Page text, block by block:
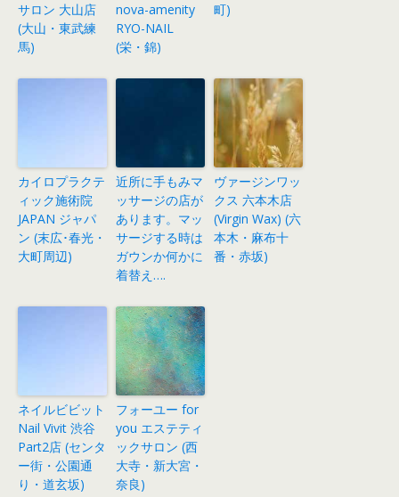
サロン 大山店
(大山・東武練
馬)
nova-amenity
RYO-NAIL
(栄・錦)
町)
カイロプラクテ
ィック施術院
JAPAN ジャパ
ン (末広･春光・
大町周辺)
近所に手もみマ
ッサージの店が
あります。マッ
サージする時は
ガウンか何かに
着替え….
ヴァージンワッ
クス 六本木店
(Virgin Wax) (六
本木・麻布十
番・赤坂)
ネイルビビット
Nail Vivit 渋谷
Part2店 (センタ
ー街・公園通
り・道玄坂)
フォーユー for
you エステティ
ックサロン (西
大寺・新大宮・
奈良)